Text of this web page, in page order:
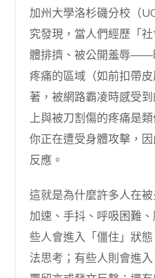
加州大學洛杉磯分校（
究發現，當人們經歷「
體排擠、被公開羞辱——
疼痛的區域（如前扣帶
著，被網路霸凌時感受
上與被刀割傷的疼痛是
你正在遭受身體攻擊，因
反應。
這就是為什麼許多人在
加速、手抖、呼吸困難
些人會進入「僵住」狀
法思考；有些人則會進